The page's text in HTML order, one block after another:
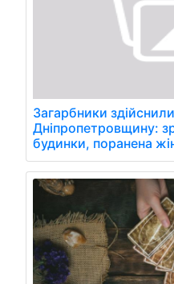
Загарбники
Дніпропетровщину:
будинки, поранена